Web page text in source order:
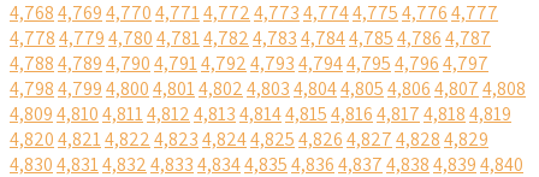
4,7684,7694,7704,7714,7724,7734,7744,7754,7764,777
4,7784,7794,7804,7814,7824,7834,7844,7854,7864,787
4,7884,7894,7904,7914,7924,7934,7944,7954,7964,797
4,7984,7994,8004,8014,8024,8034,8044,8054,8064,8074,808
4,8094,8104,8114,8124,8134,8144,8154,8164,8174,8184,819
4,8204,8214,8224,8234,8244,8254,8264,8274,8284,829
4,8304,8314,8324,8334,8344,8354,8364,8374,8384,8394,840